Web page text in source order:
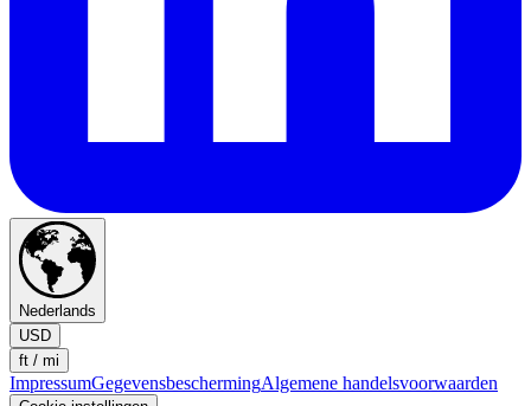
Nederlands
USD
ft / mi
ImpressumGegevensbeschermingAlgemene handelsvoorwaarden